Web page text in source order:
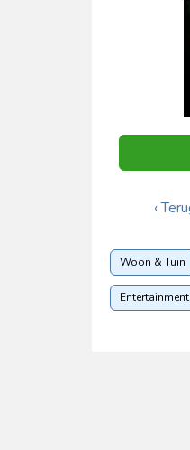
‹
Woon & Tuin